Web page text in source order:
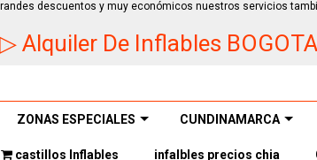
descuentos y muy económicos nuestros servicios
▷ Alquiler De Inflables
ZONAS ESPECIALES CUNDINAMARCA
castillos Inflables infalbles precios chia